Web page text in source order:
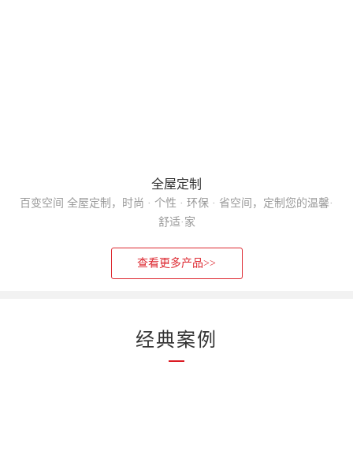
全屋定制
百变空间 全屋定制，时尚 · 个性 · 环保 · 省空间，定制您的温馨·
舒适·家
查看更多产品>>
经典案例